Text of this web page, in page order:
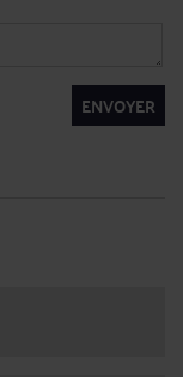
ENVOYER